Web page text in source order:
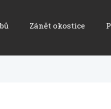
Zánět okostice